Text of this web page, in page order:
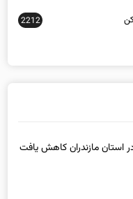
2212
استان مازندران کاهش یافت